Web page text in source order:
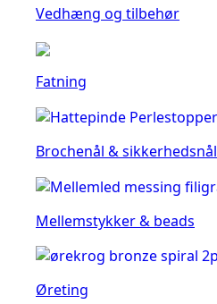
Vedhæng og tilbehør
Fatning
Brochenål & sikkerhedsnål
Mellemstykker & beads
Øreting